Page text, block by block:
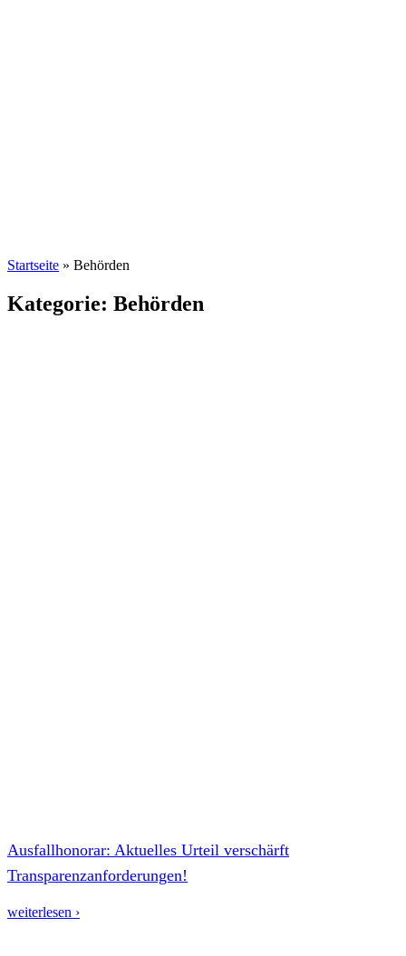
Startseite » Behörden
Kategorie: Behörden
Ausfallhonorar: Aktuelles Urteil verschärft
Transparenzanforderungen!
weiterlesen ›